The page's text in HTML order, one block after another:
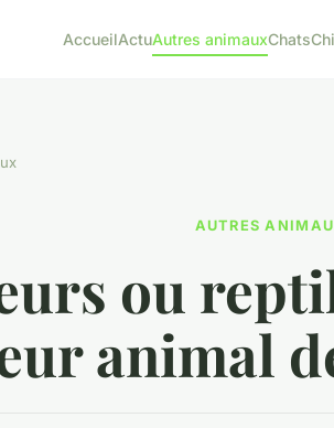
AccueilActuAutres animauxChats
AUTRES
ou
animal